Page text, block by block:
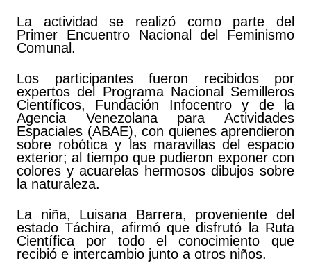
La actividad se realizó como parte del
Primer Encuentro Nacional del Feminismo
Comunal.
Los participantes fueron recibidos por
expertos del Programa Nacional Semilleros
Científicos, Fundación Infocentro y de la
Agencia Venezolana para Actividades
Espaciales (ABAE), con quienes aprendieron
sobre robótica y las maravillas del espacio
exterior; al tiempo que pudieron exponer con
colores y acuarelas hermosos dibujos sobre
la naturaleza.
La niña, Luisana Barrera, proveniente del
estado Táchira, afirmó que disfrutó la Ruta
Científica por todo el conocimiento que
recibió e intercambio junto a otros niños.